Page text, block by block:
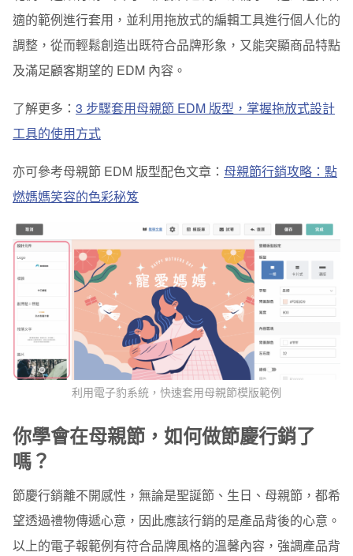
適的範例進行套用，並利用拖放式的編輯工具進行個人化的
調整，從而輕鬆創造出既符合品牌形象，又能突顯商品特點
及滿足顧客期望的 EDM 內容。
了解更多： 3 步驟套用母親節 EDM 版型，掌握拖放式設計
工具的使用方式
亦可參考母親節 EDM 版型配色文章： 母親節行銷攻略：點
燃媽媽笑容的色彩秘笈
利用電子豹系統，快速套用母親節模版範例
你學會在母親節，如何做節慶行銷了
嗎？
節慶行銷離不開感性，無論是聖誕節、生日、母親節，都希
望透過禮物傳遞心意，因此應該行銷的是產品背後的心意。
以上的電子報範例有符合品牌風格的溫馨內容，強調產品背